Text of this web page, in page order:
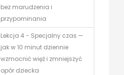
bez marudzenia i
przypominania
Lekcja 4 - Specjalny czas —
jak w 10 minut dziennie
wzmocnić więź i zmniejszyć
opór dziecka